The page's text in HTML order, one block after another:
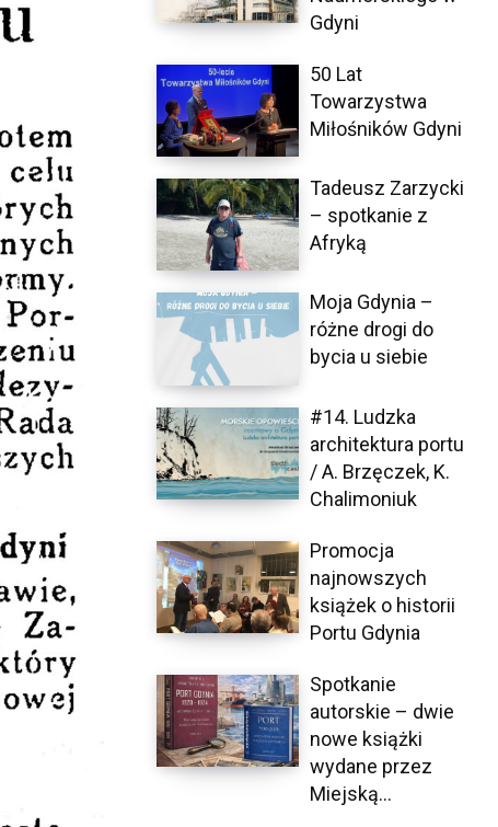
Gdyni
50 Lat
Towarzystwa
Miłośników Gdyni
Tadeusz Zarzycki
– spotkanie z
Afryką
Moja Gdynia –
różne drogi do
bycia u siebie
#14. Ludzka
architektura portu
/ A. Brzęczek, K.
Chalimoniuk
Promocja
najnowszych
książek o historii
Portu Gdynia
Spotkanie
autorskie – dwie
nowe książki
wydane przez
Miejską...